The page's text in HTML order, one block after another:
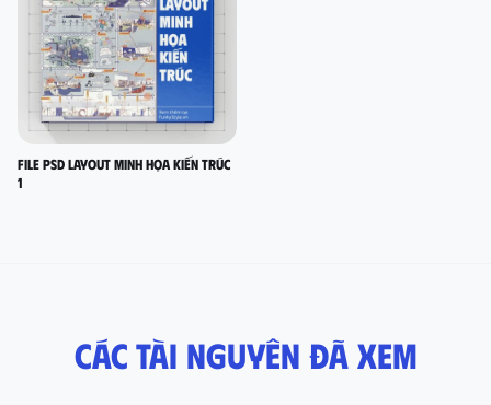
FILE PSD LAYOUT MINH HỌA KIẾN TRÚC
1
Các tài nguyên đã xem